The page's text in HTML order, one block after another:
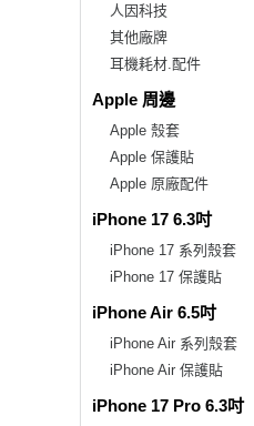
人因科技
其他廠牌
耳機耗材.配件
Apple 周邊
Apple 殼套
Apple 保護貼
Apple 原廠配件
iPhone 17 6.3吋
iPhone 17 系列殼套
iPhone 17 保護貼
iPhone Air 6.5吋
iPhone Air 系列殼套
iPhone Air 保護貼
iPhone 17 Pro 6.3吋